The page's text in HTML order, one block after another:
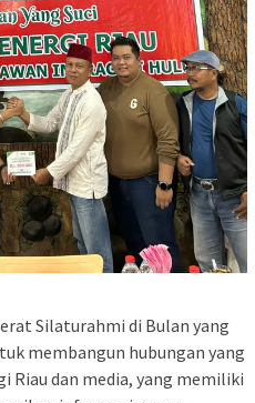
Silaturahmi di Bulan yang
membangun hubungan yang
Riau dan media, yang memiliki